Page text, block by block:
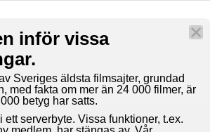
inför vissa
Sveriges äldsta filmsajter, grundad
med fakta om mer än 24 000 filmer, är
betyg har satts.
ett serverbyte. Vissa funktioner, t.ex.